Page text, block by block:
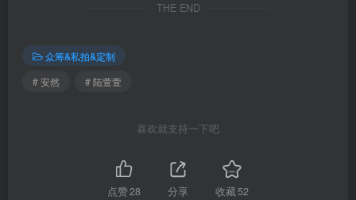
065.陆萱萱 – 内购无水印 性感制服[91P／1.19GB]
064.安然 – 内购无水印 蓝色 [80P-509MB]
057.陆萱萱 – 内购无水印 魅惑肉丝[80P／926MB]
THE END
众筹&私拍&定制
# 安然
# 陆萱萱
喜欢就支持一下吧
点赞28 分享 收藏52